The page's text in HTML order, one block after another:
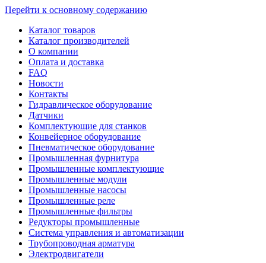
Перейти к основному содержанию
Каталог товаров
Каталог производителей
О компании
Оплата и доставка
FAQ
Новости
Контакты
Гидравлическое оборудование
Датчики
Комплектующие для станков
Конвейерное оборудование
Пневматическое оборудование
Промышленная фурнитура
Промышленные комплектующие
Промышленные модули
Промышленные насосы
Промышленные реле
Промышленные фильтры
Редукторы промышленные
Система управления и автоматизации
Трубопроводная арматура
Электродвигатели